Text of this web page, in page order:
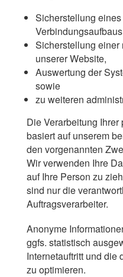
Sicherstellung
Sicherstellung
unserer Website,
Auswertung der
sowie
zu weiteren
Die Verarbeitung
basiert auf unserem
den vorgenannten
Wir verwenden Ihre
auf Ihre Person zu
sind nur die
Auftragsverarbeiter.
Anonyme
ggfs. statistisch
Internetauftritt und die
zu optimieren.